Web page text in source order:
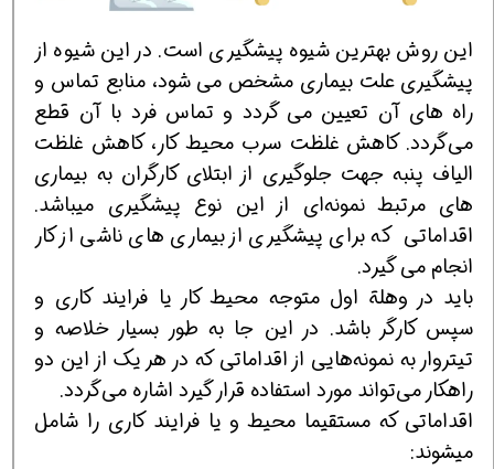
اين روش بهترين شيوه پيشگيری است. در اين شيوه از
پيشگيری علت بيماري مشخص می شود، منابع تماس و
راه های آن تعيين می گردد و تماس فرد با آن قطع
مي‌گردد. كاهش غلظت سرب محيط كار، كاهش غلظت
الياف پنبه جهت جلوگيري از ابتلای کارگران به بيماری
های مرتبط نمونه‌ای از اين نوع پيشگيری میباشد.
اقداماتی كه برای پيشگيری از بيماری های ناشی از كار
انجام می گيرد.
بايد در وهلة اول متوجه محيط كار يا فرايند كاري و
سپس كارگر باشد. در اين جا به طور بسيار خلاصه و
تيتروار به نمونه‌هايي از اقداماتي كه در هر يك از اين دو
راهكار مي‌تواند مورد استفاده قرار گيرد اشاره مي‌گردد.
اقداماتی كه مستقيما محيط و يا فرايند كاري را شامل
ميشوند: